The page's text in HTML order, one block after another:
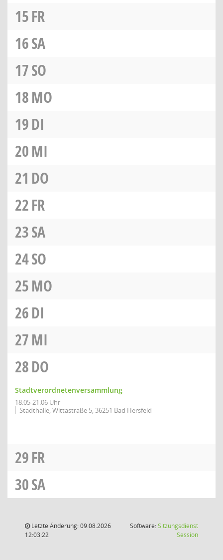
15FR
16SA
17SO
18MO
19DI
20MI
21 DO
22FR
23SA
24SO
25MO
26DI
27MI
28DO
Stadtverordnetenversammlung
18:05-21:06 Uhr
Stadthalle, Wittastraße 5, 36251 Bad Hersfeld
29FR
30SA
Letzte Änderung: 09.08.2026
12:03:22
Software:Sitzungsdienst
Session(Wird in